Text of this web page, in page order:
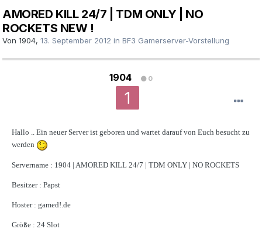
AMORED KILL 24/7 | TDM ONLY | NO
ROCKETS NEW !
Von 1904, 13. September 2012 in BF3 Gamerserver-Vorstellung
1904 0
Hallo .. Ein neuer Server ist geboren und wartet darauf von Euch besucht zu
werden
Servername : 1904 | AMORED KILL 24/7 | TDM ONLY | NO ROCKETS
Besitzer : Papst
Hoster : gamed!.de
Größe : 24 Slot